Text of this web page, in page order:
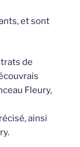
et sont
de
Fleury,
ainsi